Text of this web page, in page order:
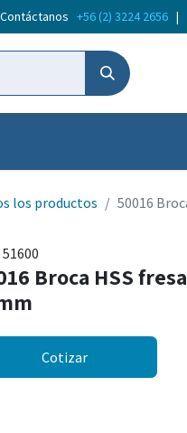
+56 (2) 3224 2656 |
los productos 50016
51600
Broca HSS
Cotizar